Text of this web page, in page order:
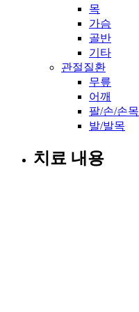
목
가슴
골반
기타
관절질환
무릎
어깨
팔/손/손목
발/발목
치료 내용